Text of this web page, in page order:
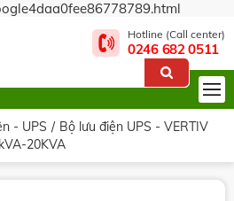
Hotline (Call center)
0246 682 0511
- UPS
Bộ lưu điện UPS - VERTIV
20KVA